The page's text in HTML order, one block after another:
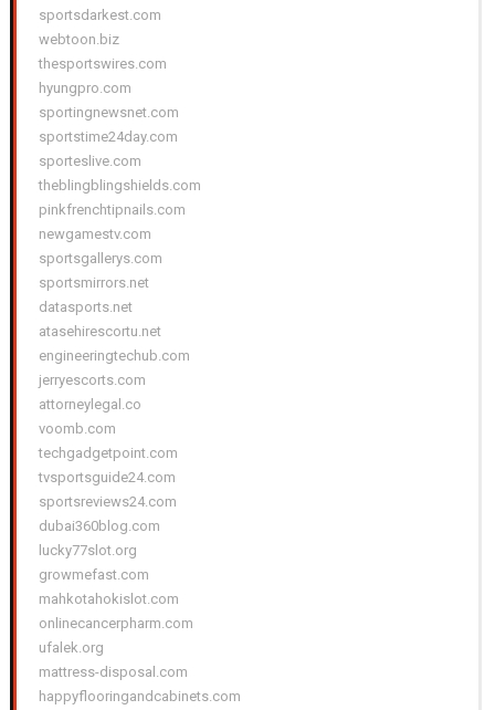
sportsdarkest.com
webtoon.biz
thesportswires.com
hyungpro.com
sportingnewsnet.com
sportstime24day.com
sporteslive.com
theblingblingshields.com
pinkfrenchtipnails.com
newgamestv.com
sportsgallerys.com
sportsmirrors.net
datasports.net
atasehirescortu.net
engineeringtechub.com
jerryescorts.com
attorneylegal.co
voomb.com
techgadgetpoint.com
tvsportsguide24.com
sportsreviews24.com
dubai360blog.com
lucky77slot.org
growmefast.com
mahkotahokislot.com
onlinecancerpharm.com
ufalek.org
mattress-disposal.com
happyflooringandcabinets.com